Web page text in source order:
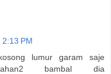
PM
lumur garam saje
bahan2 bambal dia